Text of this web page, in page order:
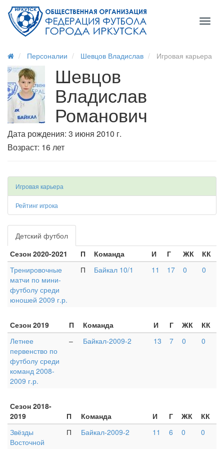
Персоналии Шевцов Владислав Игровая карьера
Шевцов
Владислав
Романович
Дата рождения: 3 июня 2010 г.
Возраст: 16 лет
Игровая карьера
Рейтинг игрока
Детский футбол
Сезон 2020-2021
П Команда И Г ЖК
КК
Тренировочные
матчи по мини-
футболу среди
юношей 2009 г.р.
П Байкал 10/1 11 17 0 0
Сезон 2019 П Команда И Г ЖК
КК
Летнее
первенство по
футболу среди
команд 2008-
2009 г.р.
– Байкал-2009-2 13 7 0 0
Сезон 2018-
2019
П Команда И Г ЖК
КК
Звёзды
Восточной
П Байкал-2009-2 11 6 0 0